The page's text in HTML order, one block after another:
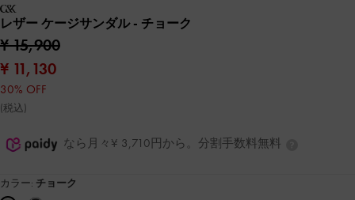
レザー ケージサンダル- チョーク
¥ 15,900
¥ 11,130
30% OFF
(税込)
なら月々¥ 3,710円から。分割手数料無料
カラー: チョーク